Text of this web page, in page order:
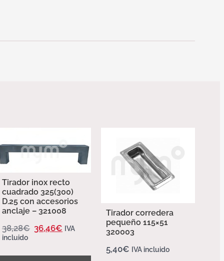
Tirador inox recto
cuadrado 325(300)
D.25 con accesorios
anclaje – 321008
38,28€ 36,46€ IVA
incluido
Tirador corredera
pequeño 115×51
320003
5,40€ IVA incluido